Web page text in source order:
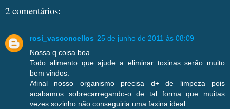
2 comentários:
rosi_vasconcellos 25 de junho de 2011 às 08:09
Nossa q coisa boa.
Todo alimento que ajude a eliminar toxinas serão muito
bem vindos.
Afinal nosso organismo precisa d+ de limpeza pois
acabamos sobrecarregando-o de tal forma que muitas
vezes sozinho não conseguiria uma faxina ideal...